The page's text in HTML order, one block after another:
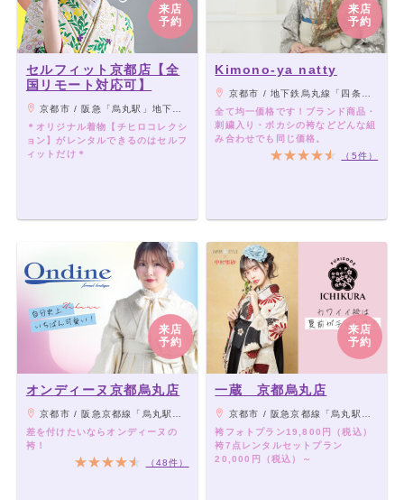
来店
予約
セルフィット京都店【全
国リモート対応可】
京都市 / 阪急「烏丸駅」地下鉄「四条駅」13番出口より徒歩1分
＊オリジナル着物【チヒロコレクシ
ョン】がレンタルできるのはセルフ
ィットだけ＊
来店
予約
Kimono-ya natty
京都市 / 地下鉄烏丸線「四条駅」より徒歩5分
全て均一価格です！ブランド商品・
刺繍入り・ボカシの袴などどんな組
み合わせでも同じ価格。
（5件）
来店
予約
オンディーヌ京都烏丸店
京都市 / 阪急京都線「烏丸駅」、地下鉄烏丸線「四条」駅22番出口より徒歩2分
差を付けたいならオンディーヌの
袴！
（48件）
来店
予約
一蔵 京都烏丸店
京都市 / 阪急京都線「烏丸駅」、地下鉄烏丸線「四条」駅22番出口より徒歩2分
袴フォトプラン19,800円（税込）
袴7点レンタルセットプラン
20,000円（税込）～